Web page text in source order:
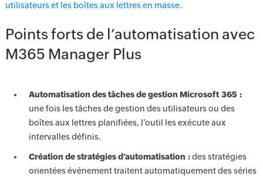
utilisateurs et les boîtes aux lettres en masse.
Points forts de l’automatisation avec
M365 Manager Plus
Automatisation des tâches de gestion Microsoft 365 :
une fois les tâches de gestion des utilisateurs ou des
boîtes aux lettres planifiées, l’outil les exécute aux
intervalles définis.
Création de stratégies d’automatisation :des stratégies
orientées événement traitent automatiquement des séries